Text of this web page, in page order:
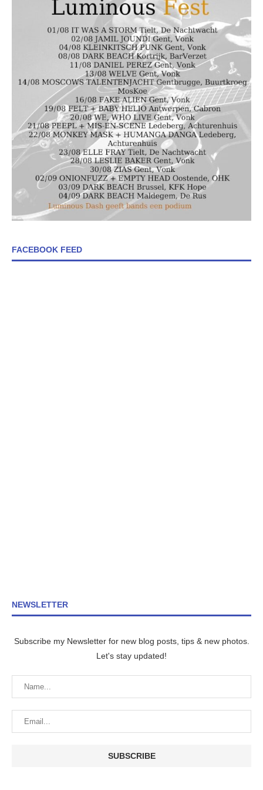
FACEBOOK FEED
NEWSLETTER
Subscribe my Newsletter for new blog posts, tips & new photos.
Let's stay updated!